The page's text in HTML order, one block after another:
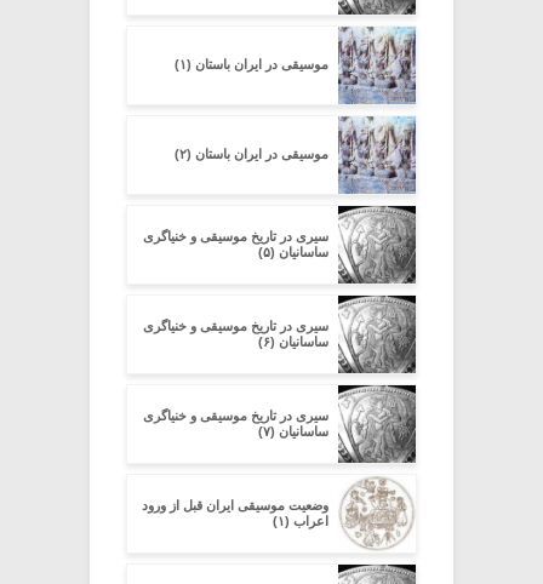
موسیقی در ایران باستان (۱)
موسیقی در ایران باستان (۲)
سیری در تاریخ موسیقی و خنیاگری
ساسانیان (۵)
سیری در تاریخ موسیقی و خنیاگری
ساسانیان (۶)
سیری در تاریخ موسیقی و خنیاگری
ساسانیان (۷)
وضعیت موسیقی ایران قبل از ورود
اعراب (۱)